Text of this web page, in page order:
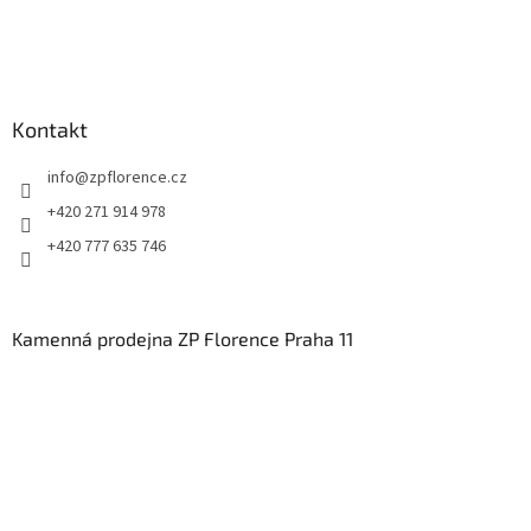
Kontakt
info@zpflorence.cz
+420 271 914 978
+420 777 635 746
Kamenná prodejna ZP Florence Praha 11